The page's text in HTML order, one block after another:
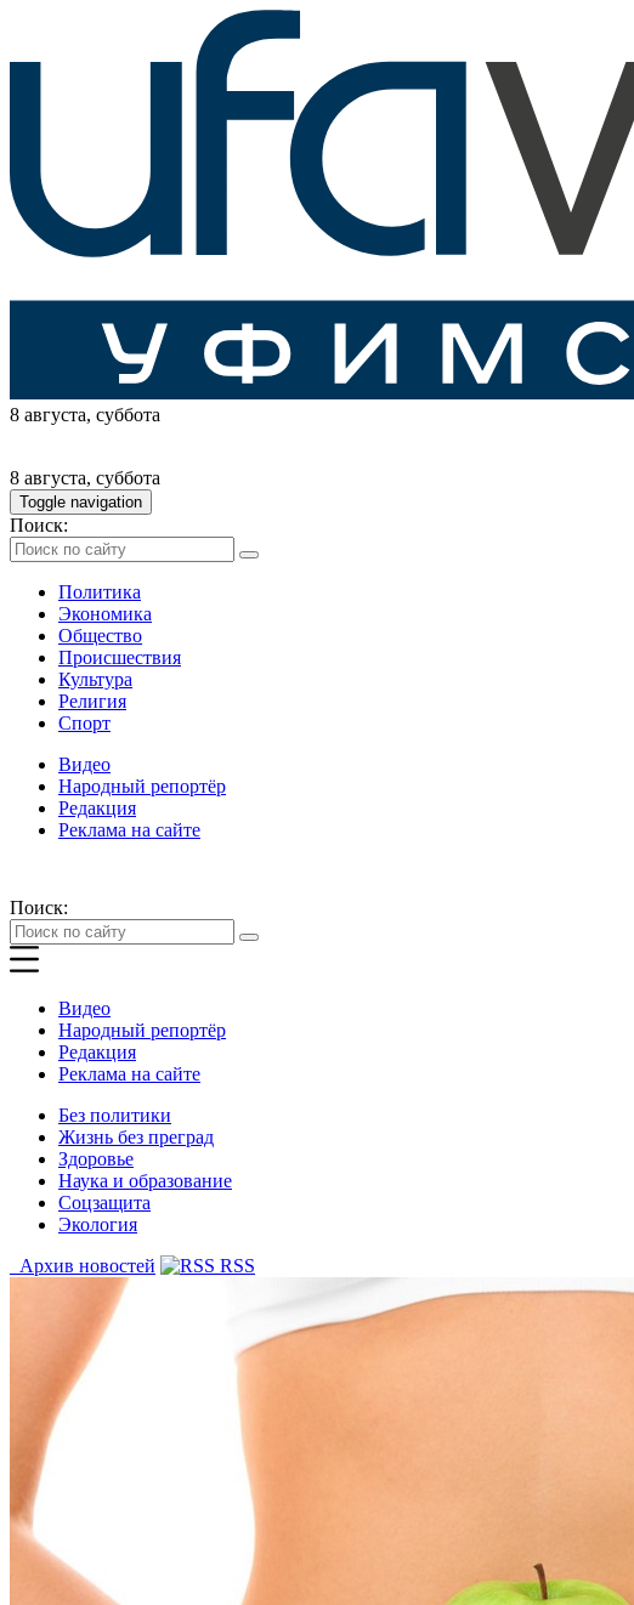
8 августа, суббота
8 августа, суббота
Toggle navigation
Поиск:
Политика
Экономика
Общество
Происшествия
Культура
Религия
Спорт
Видео
Народный репортёр
Редакция
Реклама на сайте
Поиск:
Видео
Народный репортёр
Редакция
Реклама на сайте
Без политики
Жизнь без преград
Здоровье
Наука и образование
Соцзащита
Экология
Архив новостей
RSS